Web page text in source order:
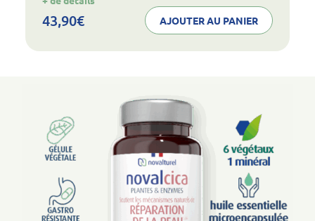
collagen
articulations
43,90€ AJOUTER AU PANIER